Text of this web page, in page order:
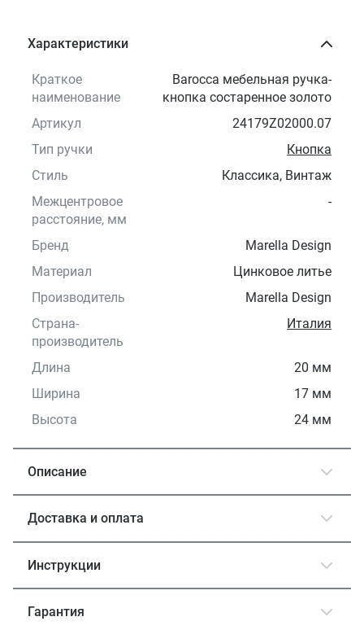
Характеристики
Краткое
наименование
Barocca мебельная ручка-
кнопка состаренное золото
Артикул
24179Z02000.07
Тип ручки
Кнопка
Стиль
Классика, Винтаж
Межцентровое
расстояние, мм
-
Бренд
Marella Design
Материал
Цинковое литье
Производитель
Marella Design
Страна-
производитель
Италия
Длина
20 мм
Ширина
17 мм
Высота
24 мм
Описание
Доставка и оплата
Инструкции
Гарантия